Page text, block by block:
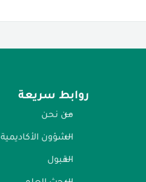
روابط سريعة
من نحن
الشؤون الأكاديمية
القبول